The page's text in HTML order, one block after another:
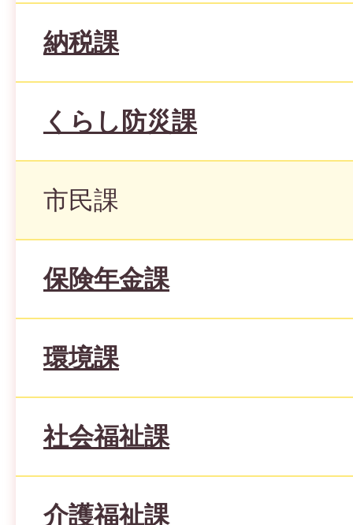
納税課
くらし防災課
市民課
保険年金課
環境課
社会福祉課
介護福祉課